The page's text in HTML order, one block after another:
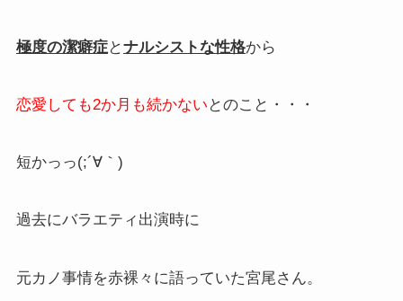
極度の潔癖症とナルシストな性格から
恋愛しても2か月も続かない とのこと・・・
短かっっ(;´∀｀)
過去にバラエティ出演時に
元カノ事情を赤裸々に語っていた宮尾さん。